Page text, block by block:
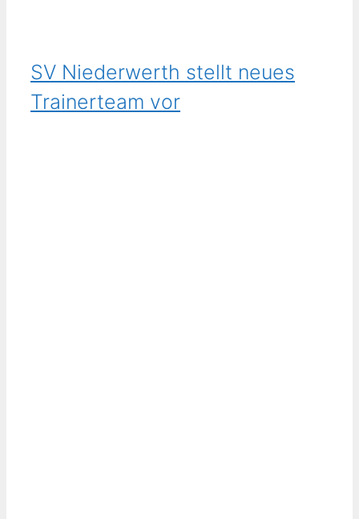
SV Niederwerth stellt neues
Trainerteam vor